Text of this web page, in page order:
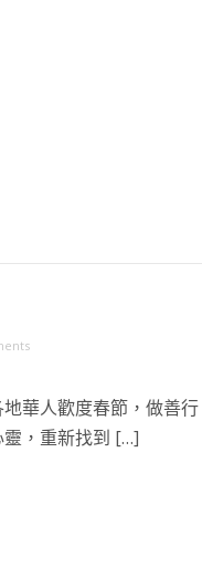
華人歡度春節，做善
，重新找到 […]